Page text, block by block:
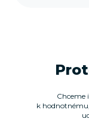
Chceme
k